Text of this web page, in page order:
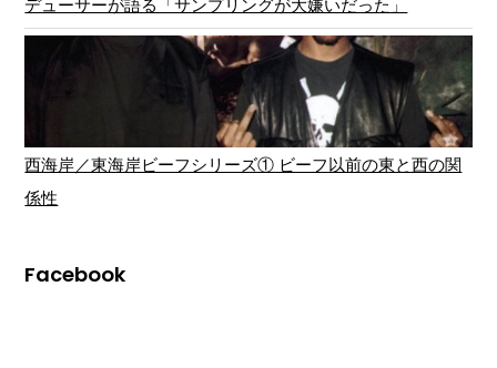
西海岸／東海岸ビーフシリーズ① ビーフ以前の東と西の関
係性
Facebook